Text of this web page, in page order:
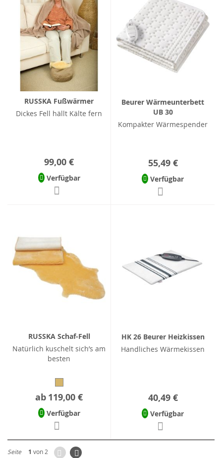
RUSSKA Fußwärmer
Dickes Fell hällt Kälte fern
99,00 €
Verfügbar
Beurer Wärmeunterbett
UB 30
Kompakter Wärmespender
55,49 €
Verfügbar
RUSSKA Schaf-Fell
Natürlich kuschelt sich’s am
besten
ab 119,00 €
Verfügbar
HK 26 Beurer Heizkissen
Handliches Wärmekissen
40,49 €
Verfügbar
Seite 1 von 2 ZurückSeite
Weiter